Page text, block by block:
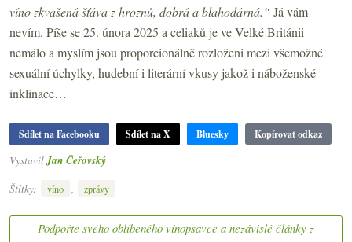
víno zkvašená šťáva z hroznů, dobrá a blahodárná.“ Já vám
nevím. Píše se 25. února 2025 a celiaků je ve Velké Británii
nemálo a myslím jsou proporcionálně rozloženi mezi všemožné
sexuální úchylky, hudební i literární vkusy jakož i náboženské
inklinace…
Sdílet na Facebooku Sdílet na X Bluesky Kopírovat odkaz
Vystavil Jan Čeřovský
Štítky:
víno , zprávy
Podpořte svého oblíbeného vínopsavce a nezávislé články z